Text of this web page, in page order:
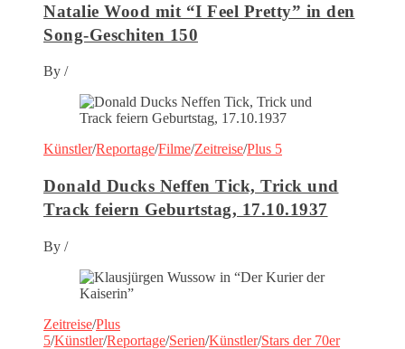
Natalie Wood mit “I Feel Pretty” in den
Song-Geschiten 150
By /
Künstler/Reportage/Filme/Zeitreise/Plus 5
Donald Ducks Neffen Tick, Trick und
Track feiern Geburtstag, 17.10.1937
By /
Zeitreise/Plus
5/Künstler/Reportage/Serien/Künstler/Stars der 70er